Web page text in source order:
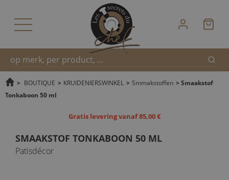
Snel
> BOUTIQUE > KRUIDENIERSWINKEL > Smmakstoffen > Smaakstof
Tonkaboon 50 ml
Gratis levering vanaf 85,00 €
SMAAKSTOF TONKABOON 50 ML
Patisdécor